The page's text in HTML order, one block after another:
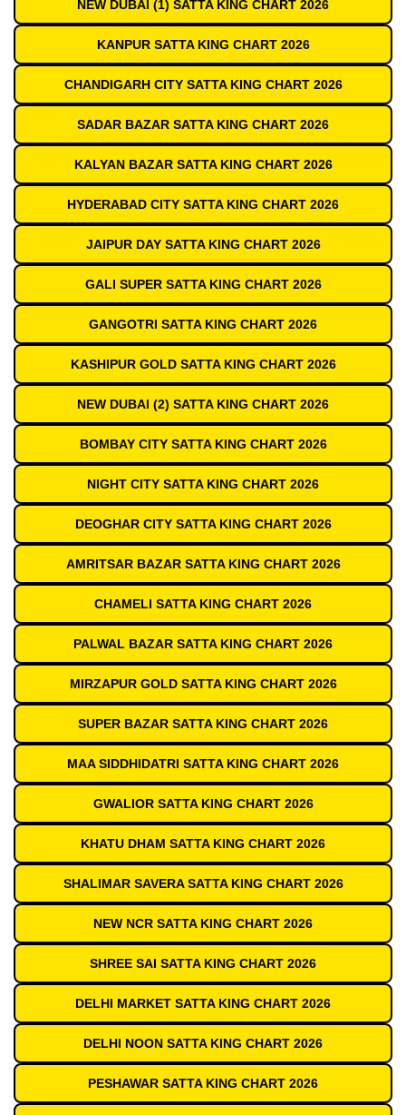
NEW DUBAI (1) SATTA KING CHART 2026
KANPUR SATTA KING CHART 2026
CHANDIGARH CITY SATTA KING CHART 2026
SADAR BAZAR SATTA KING CHART 2026
KALYAN BAZAR SATTA KING CHART 2026
HYDERABAD CITY SATTA KING CHART 2026
JAIPUR DAY SATTA KING CHART 2026
GALI SUPER SATTA KING CHART 2026
GANGOTRI SATTA KING CHART 2026
KASHIPUR GOLD SATTA KING CHART 2026
NEW DUBAI (2) SATTA KING CHART 2026
BOMBAY CITY SATTA KING CHART 2026
NIGHT CITY SATTA KING CHART 2026
DEOGHAR CITY SATTA KING CHART 2026
AMRITSAR BAZAR SATTA KING CHART 2026
CHAMELI SATTA KING CHART 2026
PALWAL BAZAR SATTA KING CHART 2026
MIRZAPUR GOLD SATTA KING CHART 2026
SUPER BAZAR SATTA KING CHART 2026
MAA SIDDHIDATRI SATTA KING CHART 2026
GWALIOR SATTA KING CHART 2026
KHATU DHAM SATTA KING CHART 2026
SHALIMAR SAVERA SATTA KING CHART 2026
NEW NCR SATTA KING CHART 2026
SHREE SAI SATTA KING CHART 2026
DELHI MARKET SATTA KING CHART 2026
DELHI NOON SATTA KING CHART 2026
PESHAWAR SATTA KING CHART 2026